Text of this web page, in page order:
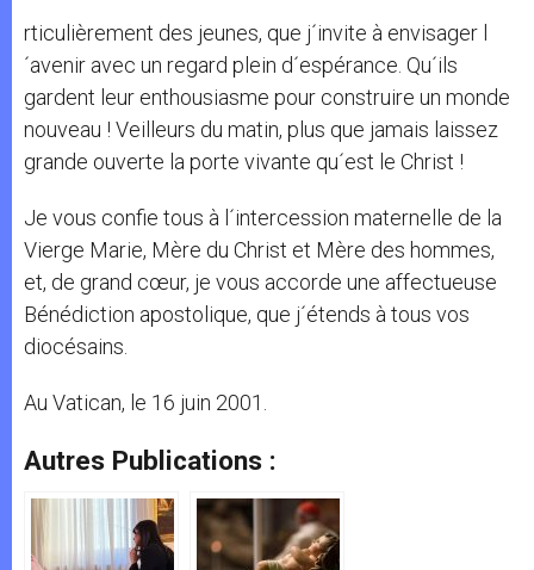
rticulièrement des jeunes, que j´invite à envisager l
´avenir avec un regard plein d´espérance. Qu´ils
gardent leur enthousiasme pour construire un monde
nouveau ! Veilleurs du matin, plus que jamais laissez
grande ouverte la porte vivante qu´est le Christ !
Je vous confie tous à l´intercession maternelle de la
Vierge Marie, Mère du Christ et Mère des hommes,
et, de grand cœur, je vous accorde une affectueuse
Bénédiction apostolique, que j´étends à tous vos
diocésains.
Au Vatican, le 16 juin 2001.
Autres Publications :